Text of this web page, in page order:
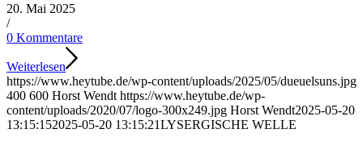
20. Mai 2025
/
0 Kommentare
Weiterlesen
https://www.heytube.de/wp-content/uploads/2025/05/dueuelsuns.jpg
400 600 Horst Wendt https://www.heytube.de/wp-
content/uploads/2020/07/logo-300x249.jpg Horst Wendt2025-05-20
13:15:152025-05-20 13:15:21LYSERGISCHE WELLE